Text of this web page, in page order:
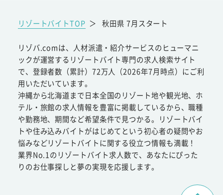
リゾートバイトTOP ＞ 秋田県 7月スタート
リゾバ.comは、人材派遣・紹介サービスのヒューマニ
ックが運営するリゾートバイト専門の求人検索サイト
で、登録者数（累計）72万人（2026年7月時点）にご利
用いただいています。
沖縄から北海道まで日本全国のリゾート地や観光地、ホ
テル・旅館の求人情報を豊富に掲載しているから、職種
や勤務地、期間など希望条件で見つかる。リゾートバイ
トや住み込みバイトがはじめてという初心者の疑問やお
悩みなどリゾートバイトに関する役立つ情報も満載！
業界No.1のリゾートバイト求人数で、あなたにぴった
りのお仕事探しと夢の実現を応援します。